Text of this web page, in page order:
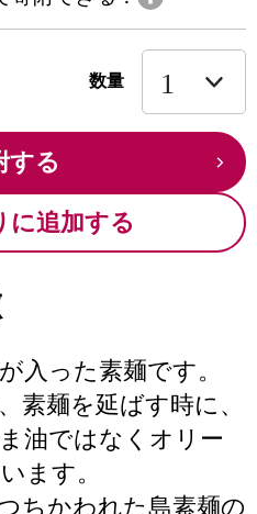
数量
する
に追加する
入った素麺です。
素麺を延ばす時に、
油ではなくオリー
ます。
ちかわれた島素麺の